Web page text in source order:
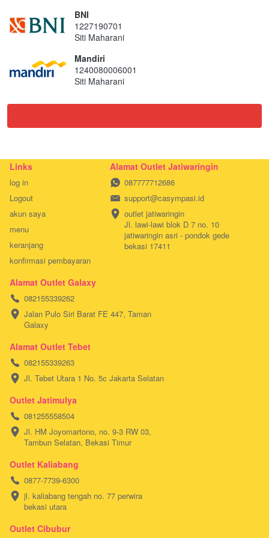
BNI
1227190701
Siti Maharani
Mandiri
1240080006001
Siti Maharani
Links
log in
Logout
akun saya
menu
keranjang
konfirmasi pembayaran
Alamat Outlet Jatiwaringin
087777712686
support@casympasi.id
outlet jatiwaringin
Jl. lawi-lawi blok D 7 no. 10
jatiwaringin asri - pondok gede
bekasi 17411
Alamat Outlet Galaxy
082155339262
Jalan Pulo Siri Barat FE 447, Taman
Galaxy
Alamat Outlet Tebet
082155339263
Jl. Tebet Utara 1 No. 5c Jakarta Selatan
Outlet Jatimulya
081255558504
Jl. HM Joyomartono, no. 9-3 RW 03,
Tambun Selatan, Bekasi Timur
Outlet Kaliabang
0877-7739-6300
jl. kaliabang tengah no. 77 perwira
bekasi utara
Outlet Cibubur